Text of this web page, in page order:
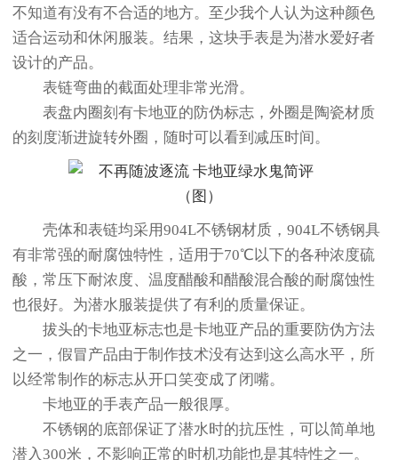
不知道有没有不合适的地方。至少我个人认为这种颜色
适合运动和休闲服装。结果，这块手表是为潜水爱好者
设计的产品。
表链弯曲的截面处理非常光滑。
表盘内圈刻有卡地亚的防伪标志，外圈是陶瓷材质
的刻度渐进旋转外圈，随时可以看到减压时间。
壳体和表链均采用904L不锈钢材质，904L不锈钢具
有非常强的耐腐蚀特性，适用于70℃以下的各种浓度硫
酸，常压下耐浓度、温度醋酸和醋酸混合酸的耐腐蚀性
也很好。为潜水服装提供了有利的质量保证。
拔头的卡地亚标志也是卡地亚产品的重要防伪方法
之一，假冒产品由于制作技术没有达到这么高水平，所
以经常制作的标志从开口笑变成了闭嘴。
卡地亚的手表产品一般很厚。
不锈钢的底部保证了潜水时的抗压性，可以简单地
潜入300米，不影响正常的时机功能也是其特性之一。